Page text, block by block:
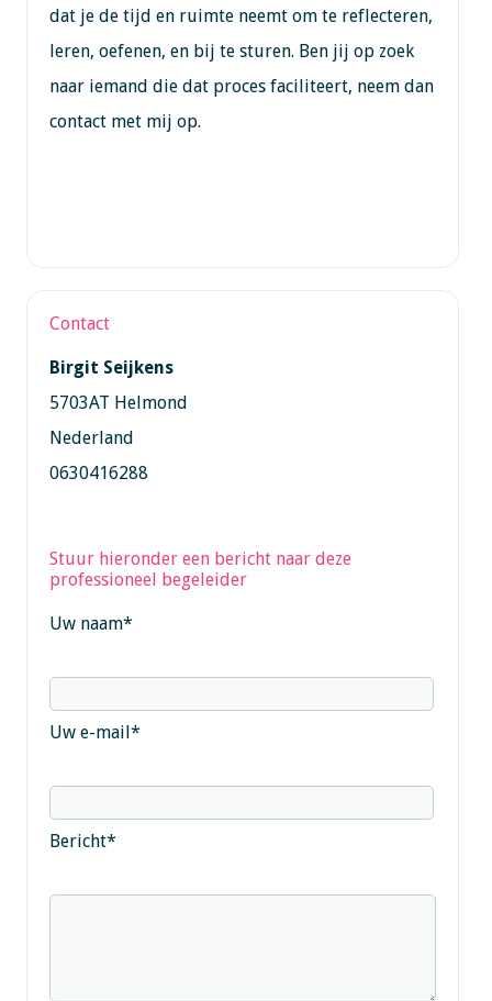
dat je de tijd en ruimte neemt om te reflecteren,
leren, oefenen, en bij te sturen. Ben jij op zoek
naar iemand die dat proces faciliteert, neem dan
contact met mij op.
Contact
Birgit Seijkens
5703AT Helmond
Nederland
0630416288
Stuur hieronder een bericht naar deze
professioneel begeleider
Uw naam*
Uw e-mail*
Bericht*